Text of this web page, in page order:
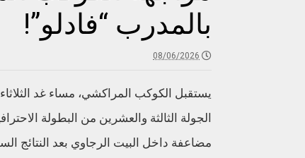
بالمدرب “فادلو”!
08/06/2026
يستقبل الكوكب المراكشي، مساء غد
الجولة الثالثة والعشرين من البطولة
مضاعفة داخل البيت الرجاوي بعد النتائج